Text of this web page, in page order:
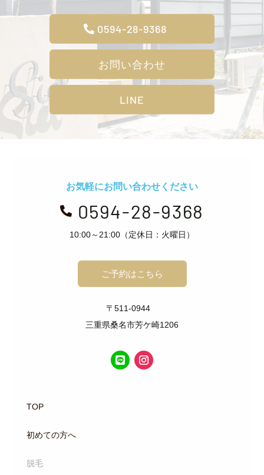
0594-28-9368
お問い合わせ
LINE
お気軽にお問い合わせください
 0594-28-9368
10:00～21:00（定休日：火曜日）
ご予約はこちら
〒511-0944
三重県桑名市芳ケ崎1206
TOP
初めての方へ
脱毛